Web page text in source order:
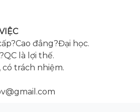
đẳng?Đại học.
là lợi thế.
có trách nhiệm.